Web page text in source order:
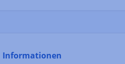
Informationen